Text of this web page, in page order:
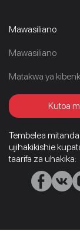
Mawasiliano
Mawasiliano
Matakwa ya
Kutoa
Tembelea
ujihakikishie
taarifa za uhakika: